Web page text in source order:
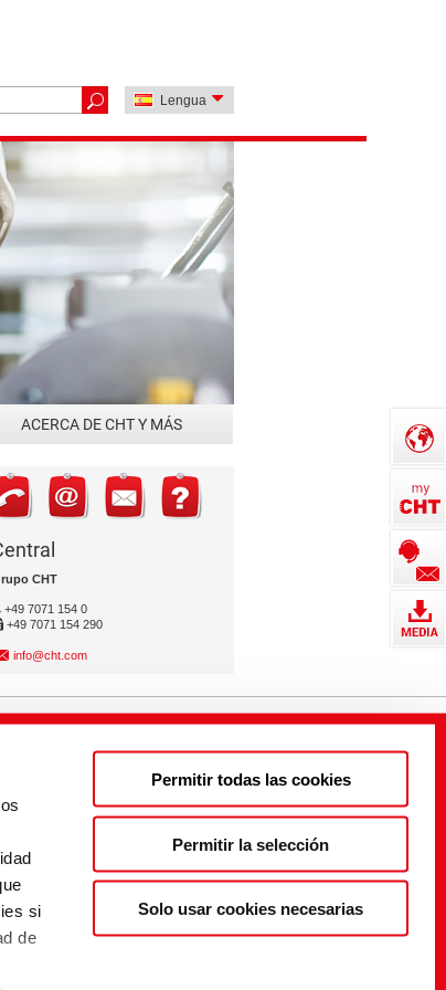
si
de
Permitir todas las cookies
Permitir la selección
Solo usar cookies necesarias
Lengua
ACERCA DE CHT Y MÁS
CHT
+49 7071 154 0
+49 7071 154 290
info@cht.com